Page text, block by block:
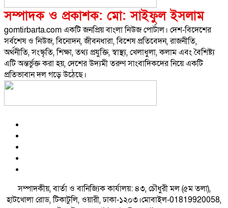
সম্পাদক ও প্রকাশক: মো: সাইফুল ইসলাম
gomtirbarta.com একটি জনপ্রিয় বাংলা নিউজ পোর্টাল। দেশ-বিদেশের
সর্বশেষ ও নিউজ, বিনোদন, জীবনধারা, বিশেষ প্রতিবেদন, রাজনীতি,
অর্থনীতি, সংস্কৃতি, শিক্ষা, তথ্য প্রযুক্তি, স্বাস্থ্য, খেলাধুলা, কলাম এবং বৈশিষ্ট্য
এটি অন্তর্ভুক্ত করা হয়, দেশের উদ্যমী তরুণ সাংবাদিকদের নিয়ে একটি
প্রতিভাবান দল গড়ে উঠেছে।
সম্পাদকীয়, বার্তা ও বানিজ্যিক কার্যালয়: ৪৩, চৌধুরী মল (৫ম তলা),
হাটখোলা রোড, টিকাটুলি, ওয়ারী, ঢাকা-১২০৩।মোবাইল-01819920058,